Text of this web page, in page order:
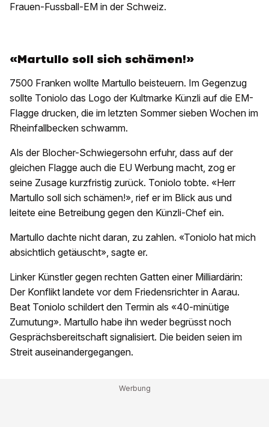
Frauen-Fussball-EM in der Schweiz.
«Martullo soll sich schämen!»
7500 Franken wollte Martullo beisteuern. Im Gegenzug
sollte Toniolo das Logo der Kultmarke Künzli auf die EM-
Flagge drucken, die im letzten Sommer sieben Wochen im
Rheinfallbecken schwamm.
Als der Blocher-Schwiegersohn erfuhr, dass auf der
gleichen Flagge auch die EU Werbung macht, zog er
seine Zusage kurzfristig zurück. Toniolo tobte. «Herr
Martullo soll sich schämen!», rief er im Blick aus und
leitete eine Betreibung gegen den Künzli-Chef ein.
Martullo dachte nicht daran, zu zahlen. «Toniolo hat mich
absichtlich getäuscht», sagte er.
Linker Künstler gegen rechten Gatten einer Milliardärin:
Der Konflikt landete vor dem Friedensrichter in Aarau.
Beat Toniolo schildert den Termin als «40-minütige
Zumutung». Martullo habe ihn weder begrüsst noch
Gesprächsbereitschaft signalisiert. Die beiden seien im
Streit auseinandergegangen.